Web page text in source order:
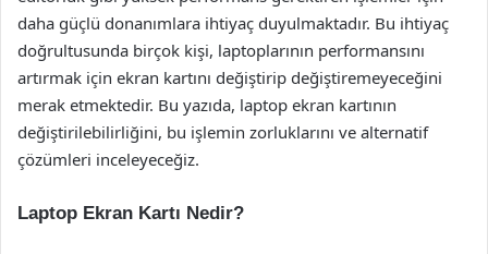
daha güçlü donanımlara ihtiyaç duyulmaktadır. Bu ihtiyaç
doğrultusunda birçok kişi, laptoplarının performansını
artırmak için ekran kartını değiştirip değiştiremeyeceğini
merak etmektedir. Bu yazıda, laptop ekran kartının
değiştirilebilirliğini, bu işlemin zorluklarını ve alternatif
çözümleri inceleyeceğiz.
Laptop Ekran Kartı Nedir?